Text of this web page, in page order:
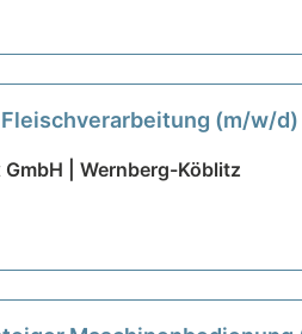
(m/w/
| Wernberg-Köblitz